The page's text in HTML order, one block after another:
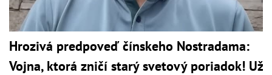
Hrozivá predpoveď čínskeho Nostradama:
Vojna, ktorá zničí starý svetový poriadok! Už